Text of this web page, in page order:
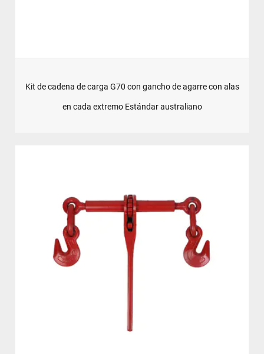
Kit de cadena de carga G70 con gancho de agarre con alas
en cada extremo Estándar australiano